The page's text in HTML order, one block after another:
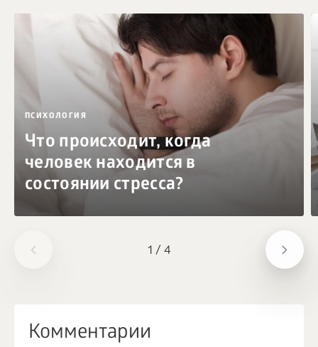
1 / 4
ПСИХОЛОГИЯ
Что происходит, когда
человек находится в
состоянии стресса?
Комментарии